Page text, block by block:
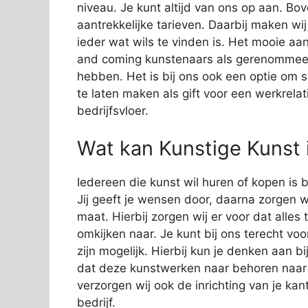
niveau. Je kunt altijd van ons op aan.
aantrekkelijke tarieven. Daarbij maken
ieder wat wils te vinden is. Het mooie
and coming kunstenaars als
hebben. Het is bij ons ook een optie om
te laten maken als gift voor een
bedrijfsvloer.
Wat kan Kunstige
Iedereen die kunst wil huren of kopen is
Jij geeft je wensen door, daarna zorgen
maat. Hierbij zorgen wij er voor dat
omkijken naar. Je kunt bij ons terecht
zijn mogelijk. Hierbij kun je denken aan
dat deze kunstwerken naar behoren
verzorgen wij ook de inrichting van je
bedrijf.